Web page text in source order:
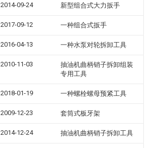
2014-09-24 新型组合式大力扳手
2017-09-12 一种组合式扳手
2016-04-13 一种水泵对轮拆卸工具
2010-11-03
抽油机曲柄销子拆卸组装
专用工具
2018-01-19 一种螺栓螺母预紧工具
2009-12-23 套筒式板牙架
2014-12-24 抽油机曲柄销子拆卸工具